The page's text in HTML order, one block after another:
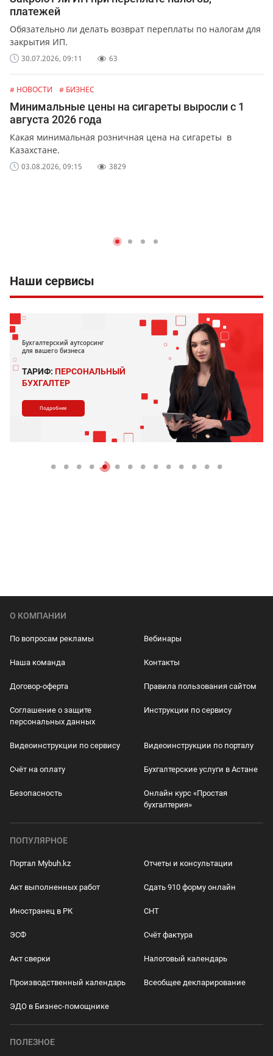
платежей
Обязательно ли делать возврат переплаты по налогам для
закрытия ИП.
30.07.2026, 09:11 63
# НОВОСТИ # БИЗНЕС
Минимальные цены на сигареты выросли с 1
августа 2026 года
Какая минимальная розничная цена на сигареты в
Казахстане.
03.08.2026, 09:15 3829
Наши сервисы
Бухгалтерский аутсорсинг
для вашего бизнеса
ТАРИФ: ПЕРСОНАЛЬНЫЙ
БУХГАЛТЕР
Подробнее
О КОМПАНИИ
По вопросам рекламы Вебинары
Наша команда Контакты
Договор-оферта Правила пользования сайтом
Соглашение о защите
персональных данных
Инструкции по сервису
Видеоинструкции по сервису Видеоинструкции по порталу
Счёт на оплату Бухгалтерские услуги в Астане
Безопасность
Онлайн курс «Простая
бухгалтерия»
ПОПУЛЯРНОЕ
Портал Mybuh.kz Отчеты и консультации
Акт выполненных работ Сдать 910 форму онлайн
Иностранец в РК СНТ
ЭСФ Счёт фактура
Акт сверки Налоговый календарь
Производственный календарь Всеобщее декларирование
ЭДО в Бизнес-помощнике
ПОЛЕЗНОЕ